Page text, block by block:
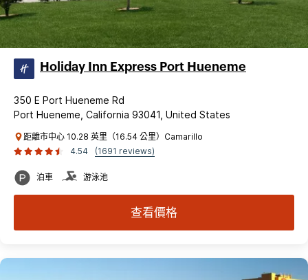
Holiday Inn Express Port Hueneme
350 E Port Hueneme Rd
Port Hueneme, California 93041, United States
距離市中心 10.28 英里（16.54 公里）Camarillo
4.54
(1691 reviews)
泊車 游泳池
查看價格